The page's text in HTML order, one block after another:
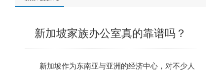
新加坡家族办公室真的靠谱吗？
新加坡作为东南亚与亚洲的经济中心，对不少人